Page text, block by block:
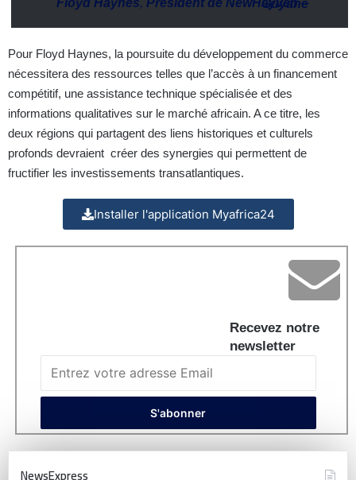
Floyd Haynes, Président de NewHayven–
Guyane
Pour Floyd Haynes, la poursuite du développement du commerce
nécessitera des ressources telles que l’accès à un financement
compétitif, une assistance technique spécialisée et des
informations qualitatives sur le marché africain. A ce titre, les
deux régions qui partagent des liens historiques et culturels
profonds devraient créer des synergies qui permettent de
fructifier les investissements transatlantiques.
Installer l'application Myafrica24
Recevez notre
newsletter